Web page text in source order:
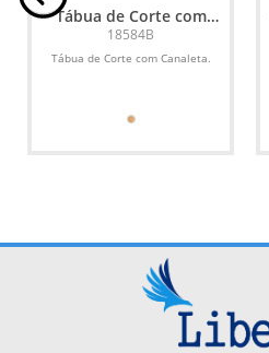
Tábua de Corte com
Canaleta
18584B
Tábua de Corte com Canaleta.